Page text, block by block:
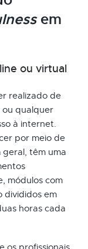
em
ou virtual
realizado de
ou qualquer
à internet.
por meio de
têm uma
módulos com
divididos em
horas cada